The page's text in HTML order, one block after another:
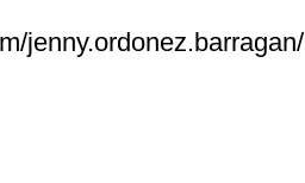
jenny.ordonez.barragan/